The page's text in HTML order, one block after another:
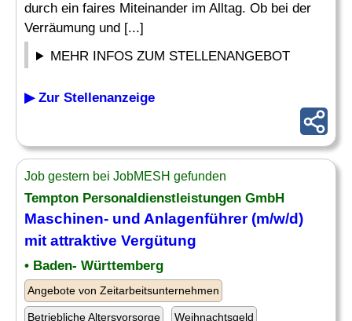
durch ein faires Miteinander im Alltag. Ob bei der
Verräumung und [...]
MEHR INFOS ZUM STELLENANGEBOT
▶ Zur Stellenanzeige
Job gestern bei JobMESH gefunden
Tempton Personaldienstleistungen GmbH
Maschinen- und Anlagenführer (m/w/d)
mit attraktive Vergütung
• Baden- Württemberg
Angebote von Zeitarbeitsunternehmen
Betriebliche Altersvorsorge Weihnachtsgeld